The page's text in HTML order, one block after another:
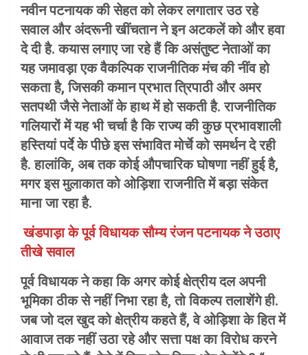
नवीन पटनायक की सेहत को लेकर लगातार उठ रहे
सवाल और अंदरूनी खींचतान ने इन अटकलें को और हवा
दे दी है. कयास लगाए जा रहे हैं कि असंतुष्ट नेताओं का
यह जमावड़ा एक वैकल्पिक राजनीतिक मंच की नींव हो
सकता है, जिसकी कमान प्रभात त्रिपाठी और अमर
सतपथी जैसे नेताओं के हाथ में हो सकती है. राजनीतिक
गलियारों में यह भी चर्चा है कि राज्य की कुछ प्रभावशाली
हस्तियां पर्दे के पीछे इस संभावित मोर्चे को समर्थन दे रही
है. हालांकि, अब तक कोई औपचारिक घोषणा नहीं हुई है,
मगर इस मुलाकात को ओड़िशा राजनीति में बड़ा संकेत
माना जा रहा है.
खंडपाड़ा के पूर्व विधायक सौम्य रंजन पटनायक ने उठाए
तीखे सवाल
पूर्व विधायक ने कहा कि अगर कोई क्षेत्रीय दल अपनी
भूमिका ठीक से नहीं निभा रहा है, तो विकल्प तलाशेंगे ही.
जब जो दल खुद को क्षेत्रीय कहते हैं, वे ओड़िशा के हित में
आवाज तक नहीं उठा रहे और सत्ता पक्ष का विरोध करने